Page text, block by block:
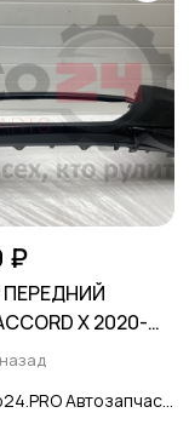
₽
X 2020-
Auto24.PRO Автозапчасти